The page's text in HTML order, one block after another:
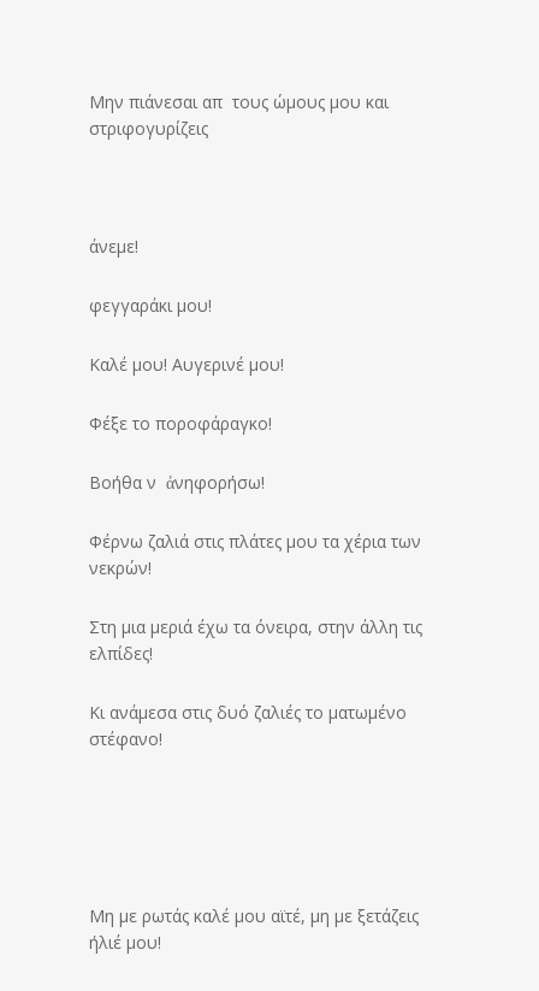
Μην πιάνεσαι απ τους ώμους μου και
στριφογυρίζεις
άνεμε!
φεγγαράκι μου!
Καλέ μου! Αυγερινέ μου!
Φέξε το ποροφάραγκο!
Βοήθα ν ἀνηφορήσω!
Φέρνω ζαλιά στις πλάτες μου τα χέρια των
νεκρών!
Στη μια μεριά έχω τα όνειρα, στην άλλη τις
ελπίδες!
Κι ανάμεσα στις δυό ζαλιές το ματωμένο
στέφανο!
Μη με ρωτάς καλέ μου αϊτέ, μη με ξετάζεις
ήλιέ μου!